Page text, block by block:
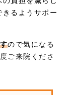
るようサポー
ので気になる
ご来院くださ